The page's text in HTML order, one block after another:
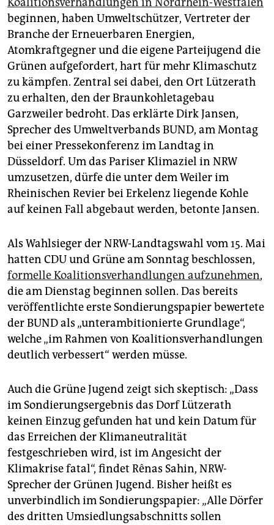
unterstützen
abo
genossenschaft
epaper login
beginnen, haben Umweltschützer, Vertreter der
Branche der Erneuerbaren Energien,
Atomkraftgegner und die eigene Parteijugend die
Grünen aufgefordert, hart für mehr Klimaschutz
zu kämpfen. Zentral sei dabei, den Ort Lützerath
zu erhalten, den der Braunkohletagebau
Garzweiler bedroht. Das erklärte Dirk Jansen,
Sprecher des Umweltverbands BUND, am Montag
bei einer Pressekonferenz im Landtag in
Düsseldorf. Um das Pariser Klimaziel in NRW
umzusetzen, dürfe die unter dem Weiler im
Rheinischen Revier bei Erkelenz liegende Kohle
auf keinen Fall abgebaut werden, betonte Jansen.
Als Wahlsieger der NRW-Landtagswahl vom 15. Mai
hatten CDU und Grüne am Sonntag beschlossen,
formelle Koalitionsverhandlungen aufzunehmen,
die am Dienstag beginnen sollen. Das bereits
veröffentlichte erste Sondierungspapier bewertete
der BUND als „unterambitionierte Grundlage“,
welche „im Rahmen von Koalitionsverhandlungen
deutlich verbessert“ werden müsse.
Auch die Grüne Jugend zeigt sich skeptisch: „Dass
im Sondierungsergebnis das Dorf Lützerath
keinen Einzug gefunden hat und kein Datum für
das Erreichen der Klimaneutralität
festgeschrieben wird, ist im Angesicht der
Klimakrise fatal“, findet Rênas Sahin, NRW-
Sprecher der Grünen Jugend. Bisher heißt es
unverbindlich im Sondierungspapier: „Alle Dörfer
des dritten Umsiedlungsabschnitts sollen